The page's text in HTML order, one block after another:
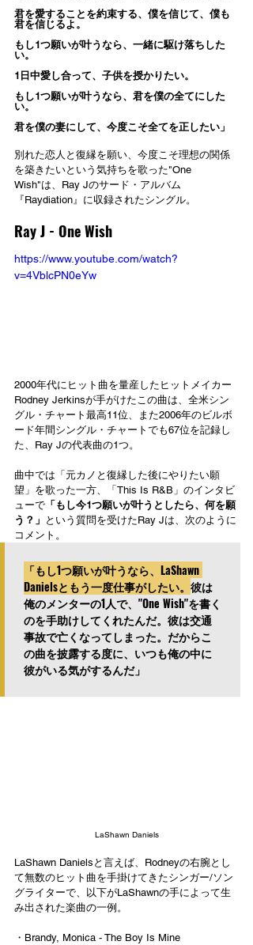
君を愛することを約束する、僕を信じて、僕も
君を信じるよ。
もし1つ願いが叶うなら、一緒に駆け落ちした
い。
1日中愛し合って、子供を授かりたい。
もし1つ願いが叶うなら、君を僕の全てにした
い。
君を僕の妻にして、今度こそ全てを正したい」
別れた恋人と復縁を願い、今度こそ理想の関係
を築きたいという気持ちを歌った"One
Wish"は、Ray Jのサード・アルバム
『Raydiation』に収録されたシングル。
Ray J - One Wish
https://www.youtube.com/watch?
v=4VblcPN0eYw
2000年代にヒット曲を量産したヒットメイカー
Rodney Jerkinsが手がけたこの曲は、全米シン
グル・チャート最高11位、また2006年のビルボ
ード年間シングル・チャートでも67位を記録し
た、Ray Jの代表曲の1つ。
曲中では「元カノと復縁した後にやりたい願
望」を歌った一方、「This Is R&B」のインタビ
ューで 「もし今1つ願いが叶うとしたら、何を願
う？」 という質問を受けたRay Jは、次のように
コメント。
「もし1つ願いが叶うなら、LaShawn
Danielsともう一度仕事がしたい。 彼は
俺のメンターの1人で、"One Wish"を書く
のを手助けしてくれたんだ。彼は交通
事故で亡くなってしまった。だからこ
の曲を披露する度に、いつも俺の中に
彼がいる気がするんだ」
LaShawn Daniels
LaShawn Danielsと言えば、Rodneyの右腕とし
て無数のヒット曲を手掛けてきたシンガー/ソン
グライターで、以下がLaShawnの手によって生
み出された楽曲の一例。
・Brandy, Monica - The Boy Is Mine